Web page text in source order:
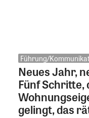
Führung/
Neues Jahr,
Fünf Schritte,
gelingt, das